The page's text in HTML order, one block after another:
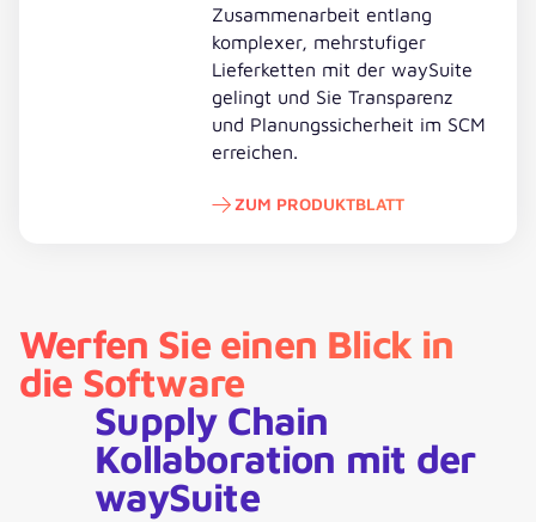
Zusammenarbeit entlang
komplexer, mehrstufiger
Lieferketten mit der waySuite
gelingt und Sie Transparenz
und Planungssicherheit im SCM
erreichen.
ZUM PRODUKTBLATT
Werfen Sie einen Blick in
die Software
Supply Chain
Kollaboration mit der
waySuite